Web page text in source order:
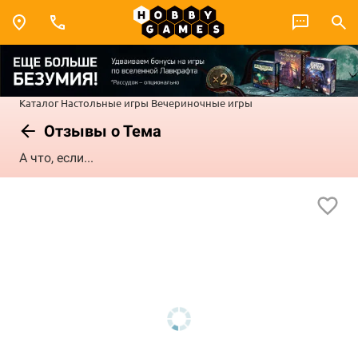
Каталог Настольные игры Вечериночные игры
Отзывы о Тема
А что, если...